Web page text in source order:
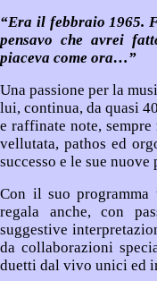
“Era il febbraio 1965. Frequentavo il quinto Ginnasio. Non
pensavo che avrei fatto il cantautore, ma la musica mi
piaceva come ora…”
Una passione per la musica che nata, coltivata ed evoluta con
lui, continua, da quasi 40 anni, a sorprenderci con alta poesia
e raffinate note, sempre rinnovate vive, ricamando con voce
vellutata, pathos ed orgoglio i suoi “cavalli di battaglia” di
Con il suo programma televisivo ormai da tre stagioni, ci
regala anche, con passione tangibile e
suggestive interpretazioni dei capolavori altrui,
da collaborazioni speciali con altri suoi colleghi artisti, in